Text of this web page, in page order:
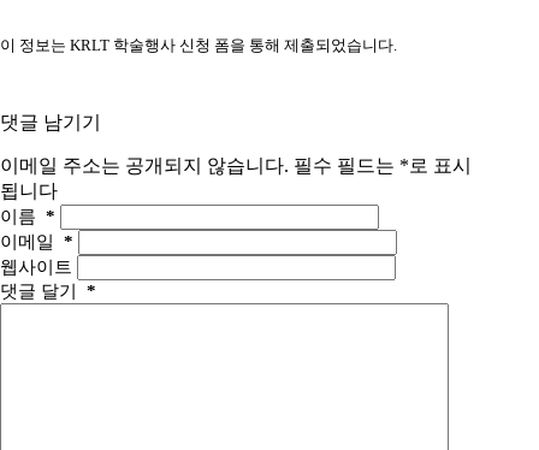
이 정보는 KRLT 학술행사 신청 폼을 통해 제출되었습니다.
댓글 남기기
이메일 주소는 공개되지 않습니다. 필수 필드는 *로 표시
됩니다
이름 *
이메일
*
웹사이트
댓글 달기
*